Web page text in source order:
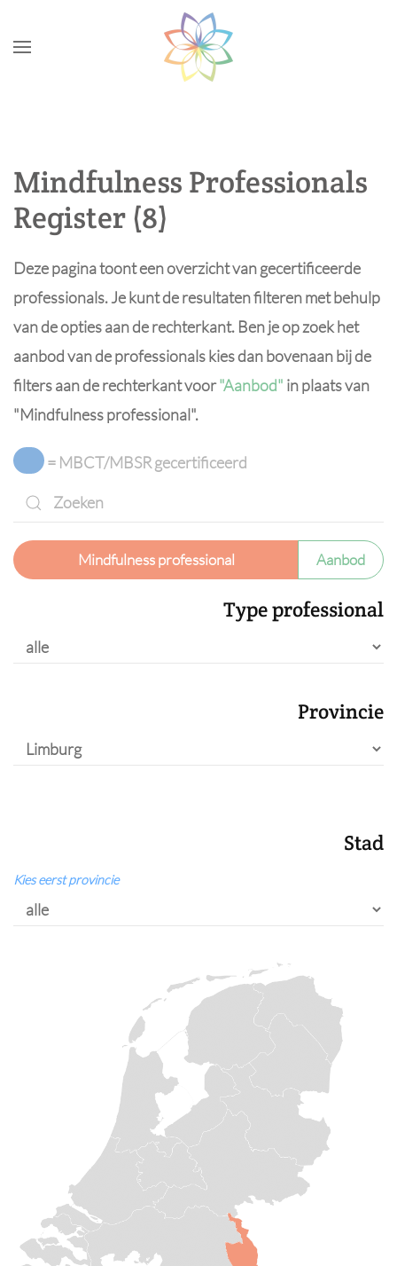
Skip to main content
Mindfulness Professionals
Register (8)
Deze pagina toont een overzicht van gecertificeerde
professionals. Je kunt de resultaten filteren met behulp
van de opties aan de rechterkant. Ben je op zoek het
aanbod van de professionals kies dan bovenaan bij de
filters aan de rechterkant voor"Aanbod" in plaats van
"Mindfulness professional".
= MBCT/MBSR gecertificeerd
Mindfulness professional Aanbod
Type professional
Provincie
Stad
Kies eerst provincie